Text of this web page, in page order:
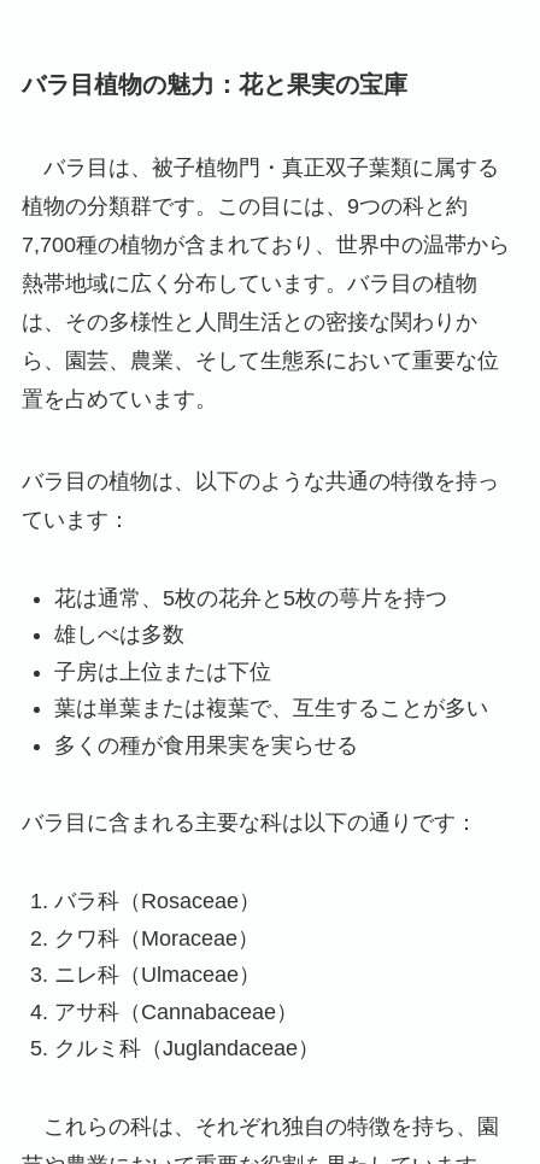
バラ目植物の魅力：花と果実の宝庫
バラ目は、被子植物門・真正双子葉類に属する
植物の分類群です。この目には、9つの科と約
7,700種の植物が含まれており、世界中の温帯から
熱帯地域に広く分布しています。バラ目の植物
は、その多様性と人間生活との密接な関わりか
ら、園芸、農業、そして生態系において重要な位
置を占めています。
バラ目の植物は、以下のような共通の特徴を持っ
ています：
花は通常、5枚の花弁と5枚の萼片を持つ
雄しべは多数
子房は上位または下位
葉は単葉または複葉で、互生することが多い
多くの種が食用果実を実らせる
バラ目に含まれる主要な科は以下の通りです：
バラ科（Rosaceae）
クワ科（Moraceae）
ニレ科（Ulmaceae）
アサ科（Cannabaceae）
クルミ科（Juglandaceae）
これらの科は、それぞれ独自の特徴を持ち、園